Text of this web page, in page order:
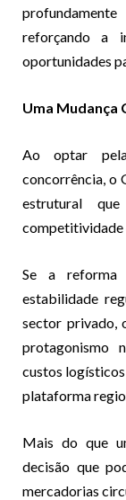
reforçando a
oportunidades
Uma Mudança
Ao optar
concorrência, o
estrutural
competitividade
Se a reforma
estabilidade
sector privado,
protagonismo
custos
plataforma
Mais do que
decisão que
mercadorias